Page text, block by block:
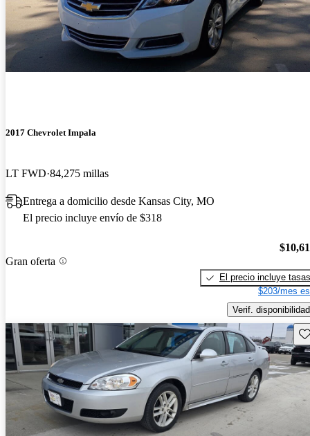
2017 Chevrolet Impala
LT FWD 84,275 millas
Entrega a domicilio desde Kansas City, MO
El precio incluye envío de $318
Gran oferta
El precio incluye tasas
$203/mes
Verif. disponibilidad